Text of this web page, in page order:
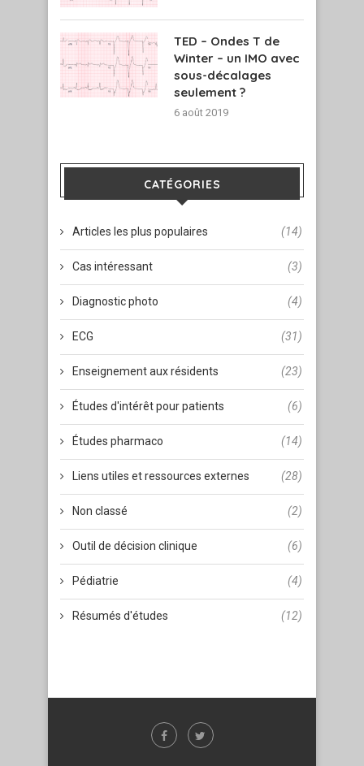
TED – Ondes T de
Winter – un IMO avec
sous-décalages
seulement ?
6 août 2019
CATÉGORIES
Articles les plus populaires (14)
Cas intéressant (3)
Diagnostic photo (4)
ECG (31)
Enseignement aux résidents (23)
Études d'intérêt pour patients (6)
Études pharmaco (14)
Liens utiles et ressources externes (28)
Non classé (2)
Outil de décision clinique (6)
Pédiatrie (4)
Résumés d'études (12)